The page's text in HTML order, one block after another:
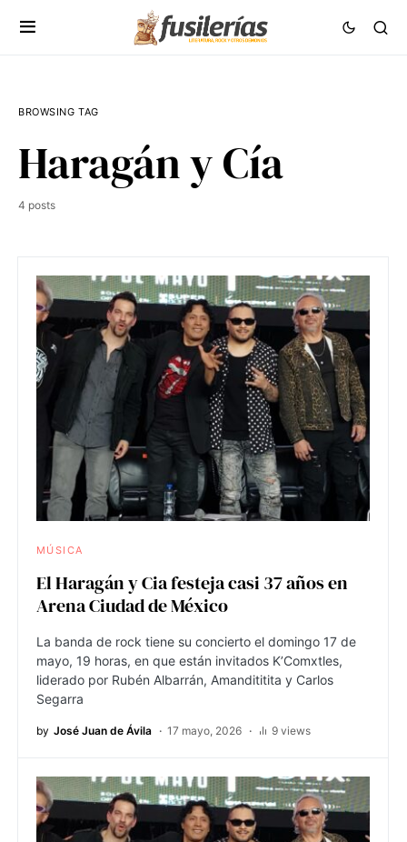
BROWSING TAG
Haragán y Cía
4 posts
MÚSICA
El Haragán y Cia festeja casi 37 años en
Arena Ciudad de México
La banda de rock tiene su concierto el domingo 17 de
mayo, 19 horas, en que están invitados K’Comxtles,
liderado por Rubén Albarrán, Amandititita y Carlos
Segarra
by José Juan de Ávila 17 mayo, 2026 9 views